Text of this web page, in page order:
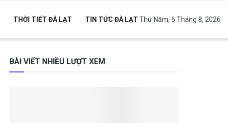
THỜI TIẾT ĐÀ LẠT TIN TỨC ĐÀ LẠT Thứ Năm, 6 Tháng 8, 2026
BÀI VIẾT NHIỀU LƯỢT XEM